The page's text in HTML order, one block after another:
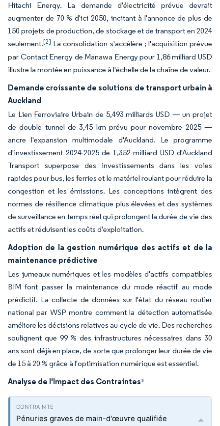
Hitachi Energy. La demande d'électricité prévue devrait
augmenter de 70 % d'ici 2050, incitant à l'annonce de plus de
150 projets de production, de stockage et de transport en 2024
seulement.[2] La consolidation s'accélère ; l'acquisition prévue
par Contact Energy de Manawa Energy pour 1,86 milliard USD
illustre la montée en puissance à l'échelle de la chaîne de valeur.
Demande croissante de solutions de transport urbain à
Auckland
Le Lien Ferroviaire Urbain de 5,493 milliards USD — un projet
de double tunnel de 3,45 km prévu pour novembre 2025 —
ancre l'expansion multimodale d'Auckland. Le programme
d'investissement 2024-2025 de 1,352 milliard USD d'Auckland
Transport superpose des investissements dans les voies
rapides pour bus, les ferries et le matériel roulant pour réduire la
congestion et les émissions. Les conceptions intègrent des
normes de résilience climatique plus élevées et des systèmes
de surveillance en temps réel qui prolongent la durée de vie des
actifs et réduisent les coûts d'exploitation.
Adoption de la gestion numérique des actifs et de la
maintenance prédictive
Les jumeaux numériques et les modèles d'actifs compatibles
BIM font passer la maintenance du mode réactif au mode
prédictif. La collecte de données sur l'état du réseau routier
national par WSP montre comment la détection automatisée
améliore les décisions relatives au cycle de vie. Des recherches
soulignent que 99 % des infrastructures nécessaires dans 30
ans sont déjà en place, de sorte que prolonger leur durée de vie
de 15 à 20 % grâce à l'optimisation numérique est essentiel.
Analyse de l'Impact des Contraintes*
Pénuries graves de main-d'œuvre qualifiée